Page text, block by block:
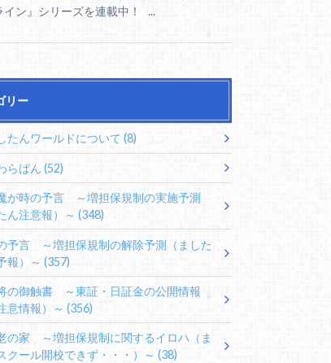
イン』シリーズを連載中！ ...
リー
たんワールドについて(8)
らばん(52)
が時の予言 ～増担保規制の実施予測
ん注意報）～(348)
予言 ～増担保規制の解除予測（ました
報）～(357)
の御触書 ～東証・日証金の公開情報
意情報）～(356)
の家 ～増担保規制に関するイロハ（ま
クール開校できず・・・）～(38)